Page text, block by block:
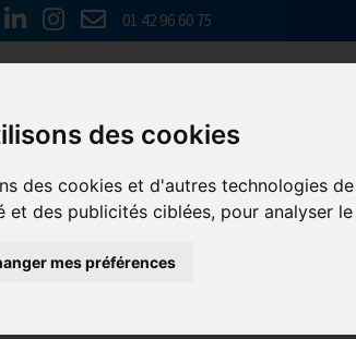
des cookies
des cookies et d'autres technologies
et des publicités ciblées, pour analyser
mes préférences
01 42 96 60 75
Emploi,